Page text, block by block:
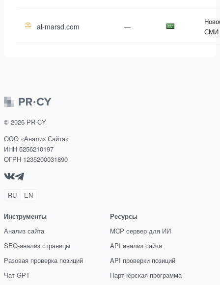
al-marsd.com —
СМИ
© 2026 PR-CY
ООО «Анализ Сайта»
ИНН 5256210197
ОГРН 1235200031890
RU EN
Инструменты
Анализ сайта
SEO-анализ страницы
Разовая проверка позиций
Чат GPT
Ресурсы
MCP сервер для ИИ
API анализ сайта
API проверки позиций
Партнёрская программа